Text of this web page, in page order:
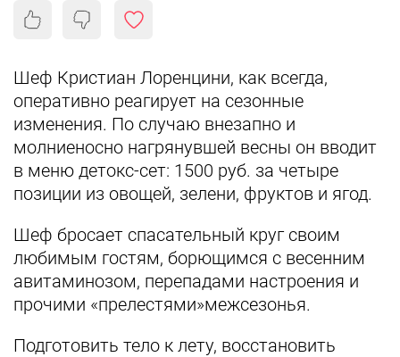
Шеф Кристиан Лоренцини, как всегда,
оперативно реагирует на сезонные
изменения. По случаю внезапно и
молниеносно нагрянувшей весны он вводит
в меню детокс-сет: 1500 руб. за четыре
позиции из овощей, зелени, фруктов и ягод.
Шеф бросает спасательный круг своим
любимым гостям, борющимся с весенним
авитаминозом, перепадами настроения и
прочими «прелестями»межсезонья.
Подготовить тело к лету, восстановить